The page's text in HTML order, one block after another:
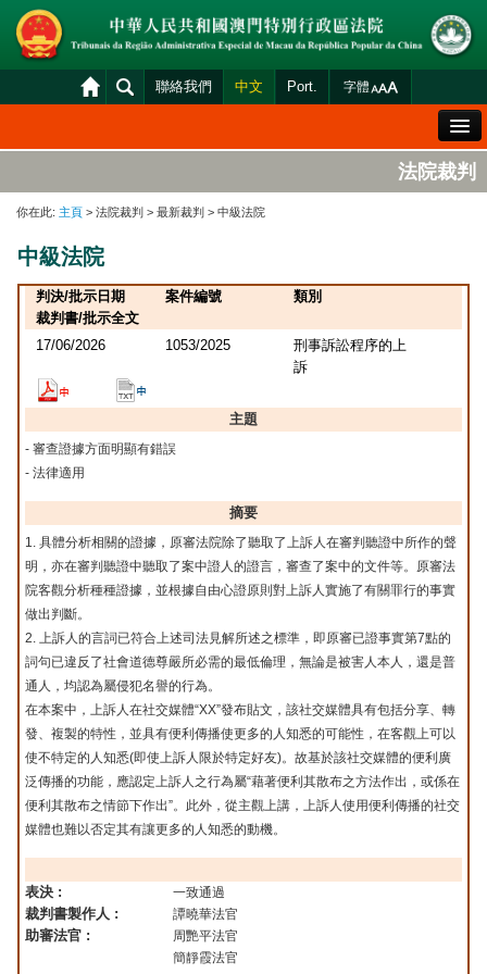
聯絡我們 中文 Port. 字體
法院概況
司法變賣
統計資料
財產申報查閱
下載區
法院電子平台
法院裁判
你在此: 主頁 > 法院裁判 > 最新裁判 > 中級法院
中級法院
判決/批示日期 案件編號
類別
裁判書/批示全文
17/06/2026
1053/2025
刑事訴訟程序的上
訴
主題
- 審查證據方面明顯有錯誤
- 法律適用
摘要
1. 具體分析相關的證據，原審法院除了聽取了上訴人在審判聽證中所作的聲
明，亦在審判聽證中聽取了案中證人的證言，審查了案中的文件等。原審法
院客觀分析種種證據，並根據自由心證原則對上訴人實施了有關罪行的事實
做出判斷。
2. 上訴人的言詞已符合上述司法見解所述之標準，即原審已證事實第7點的
詞句已違反了社會道德尊嚴所必需的最低倫理，無論是被害人本人，還是普
通人，均認為屬侵犯名譽的行為。
在本案中，上訴人在社交媒體“XX”發布貼文，該社交媒體具有包括分享、轉
發、複製的特性，並具有便利傳播使更多的人知悉的可能性，在客觀上可以
使不特定的人知悉(即使上訴人限於特定好友)。故基於該社交媒體的便利廣
泛傳播的功能，應認定上訴人之行為屬“藉著便利其散布之方法作出，或係在
便利其散布之情節下作出”。此外，從主觀上講，上訴人使用便利傳播的社交
媒體也難以否定其有讓更多的人知悉的動機。
表決 : 一致通過
裁判書製作人 : 譚曉華法官
助審法官 :
周艷平法官
簡靜霞法官